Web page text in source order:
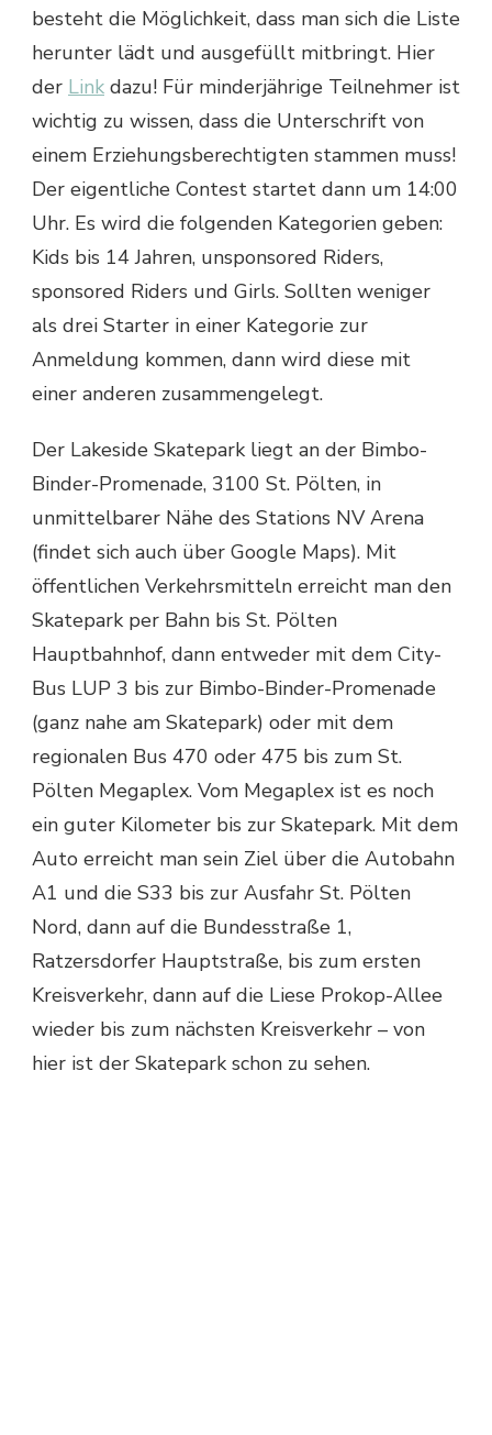
besteht die Möglichkeit, dass man sich die Liste
herunter lädt und ausgefüllt mitbringt. Hier
der Link dazu! Für minderjährige Teilnehmer ist
wichtig zu wissen, dass die Unterschrift von
einem Erziehungsberechtigten stammen muss!
Der eigentliche Contest startet dann um 14:00
Uhr. Es wird die folgenden Kategorien geben:
Kids bis 14 Jahren, unsponsored Riders,
sponsored Riders und Girls. Sollten weniger
als drei Starter in einer Kategorie zur
Anmeldung kommen, dann wird diese mit
einer anderen zusammengelegt.
Der Lakeside Skatepark liegt an der Bimbo-
Binder-Promenade, 3100 St. Pölten, in
unmittelbarer Nähe des Stations NV Arena
(findet sich auch über Google Maps). Mit
öffentlichen Verkehrsmitteln erreicht man den
Skatepark per Bahn bis St. Pölten
Hauptbahnhof, dann entweder mit dem City-
Bus LUP 3 bis zur Bimbo-Binder-Promenade
(ganz nahe am Skatepark) oder mit dem
regionalen Bus 470 oder 475 bis zum St.
Pölten Megaplex. Vom Megaplex ist es noch
ein guter Kilometer bis zur Skatepark. Mit dem
Auto erreicht man sein Ziel über die Autobahn
A1 und die S33 bis zur Ausfahr St. Pölten
Nord, dann auf die Bundesstraße 1,
Ratzersdorfer Hauptstraße, bis zum ersten
Kreisverkehr, dann auf die Liese Prokop-Allee
wieder bis zum nächsten Kreisverkehr – von
hier ist der Skatepark schon zu sehen.